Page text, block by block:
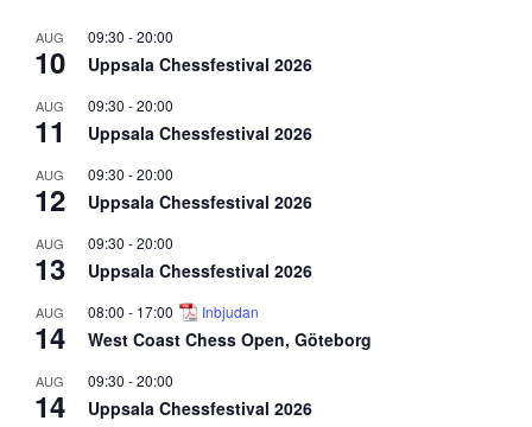
AUG
10
09:30 -20:00
Uppsala Chessfestival 2026
AUG
11
09:30 -20:00
Uppsala Chessfestival 2026
AUG
12
09:30 -20:00
Uppsala Chessfestival 2026
AUG
13
09:30 -20:00
Uppsala Chessfestival 2026
AUG
14
08:00 - 17:00 Inbjudan
West Coast Chess Open, Göteborg
AUG
14
09:30 -20:00
Uppsala Chessfestival 2026